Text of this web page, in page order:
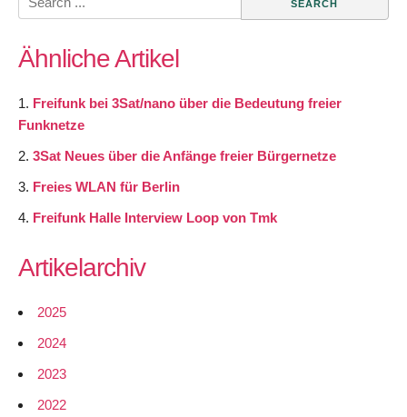
for:
Ähnliche Artikel
Freifunk bei 3Sat/nano über die Bedeutung freier
Funknetze
3Sat Neues über die Anfänge freier Bürgernetze
Freies WLAN für Berlin
Freifunk Halle Interview Loop von Tmk
Artikelarchiv
2025
2024
2023
2022